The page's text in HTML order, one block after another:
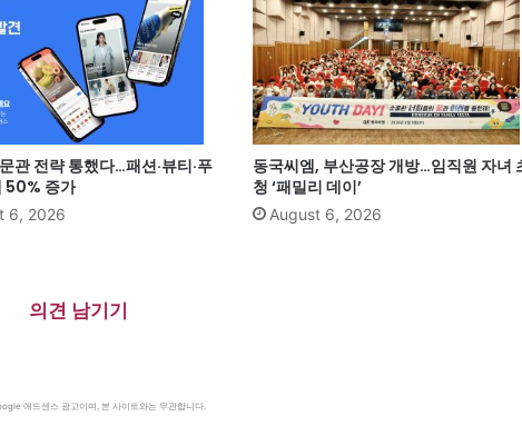
관 전략 통했다…패션·뷰티·푸
50% 증가
6, 2026
동국씨엠, 부산공장 개방…임직원 자녀
청 ‘패밀리 데이’
August 6, 2026
의견 남기기
애드센스 광고이며, 본 사이트와는 무관합니다.